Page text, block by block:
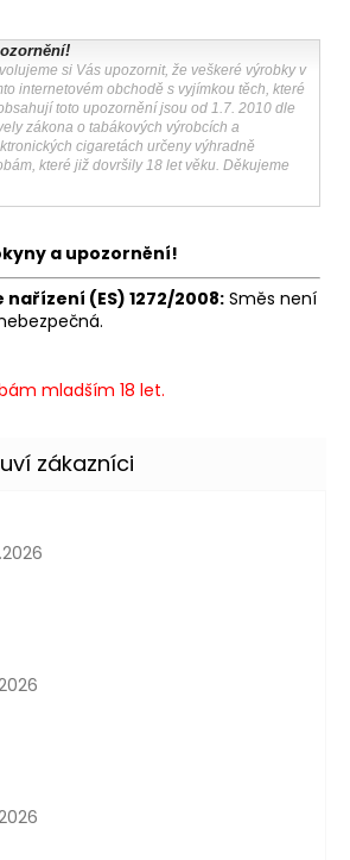
si Vás upozornit, že veškeré výrobky v
internetovém obchodě s vyjímkou těch, které
toto upozornění jsou od 1.7. 2010 dle
zákona o tabákových výrobcích a
cigaretách určeny výhradně
které již dovršily 18 let věku. Děkujeme
a upozornění!
(ES) 1272/2008: Směs není
mladším 18 let.
obchodu je 5 z 5 hvězdiček.
obchodu je 5 z 5 hvězdiček.
obchodu je 5 z 5 hvězdiček.